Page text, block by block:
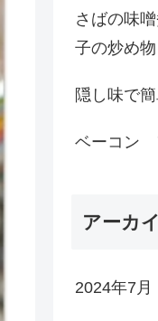
さばの味
子の炒め物
隠し味で
ベーコン
アーカ
2024年7月